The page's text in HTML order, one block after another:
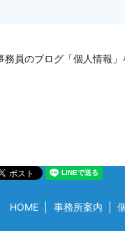
務員のブログ「個人情報」
HOME 事務所案内